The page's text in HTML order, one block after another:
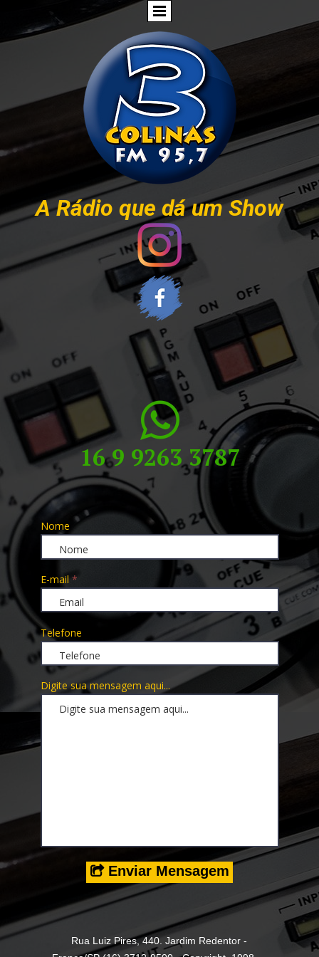
A Rádio que dá um Show

16 9 9263 3787
Nome
E-mail*
Telefone
Digite sua mensagem aqui...
Enviar Mensagem
Rua Luiz Pires, 440. Jardim Redentor -